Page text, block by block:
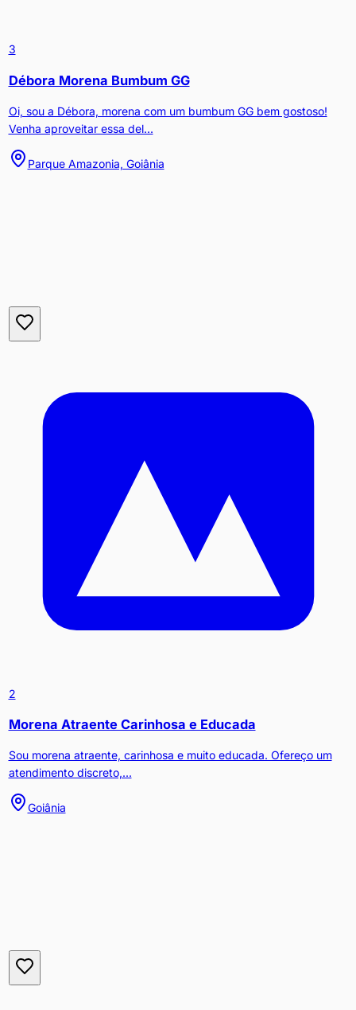
3
Débora Morena Bumbum GG
Oi, sou a Débora, morena com um bumbum GG bem gostoso!
Venha aproveitar essa del...
Parque Amazonia, Goiânia
2
Morena Atraente Carinhosa e Educada
Sou morena atraente, carinhosa e muito educada. Ofereço um
atendimento discreto,...
Goiânia